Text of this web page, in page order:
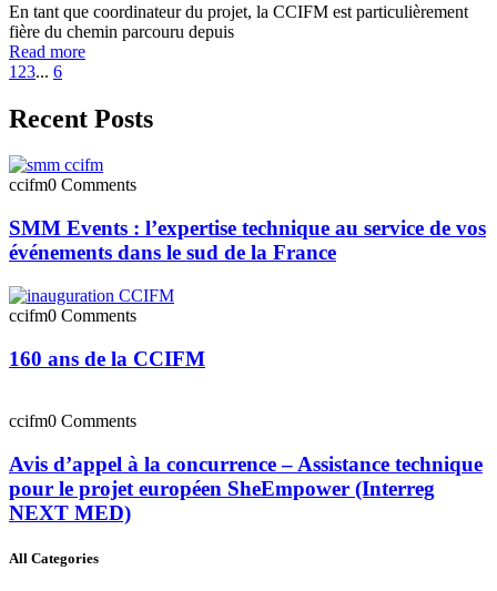
En tant que coordinateur du projet, la CCIFM est particulièrement
fière du chemin parcouru depuis
Read more
1 23... 6
Recent Posts
ccifm0 Comments
SMM Events : l’expertise technique au service de vos
événements dans le sud de la France
ccifm0 Comments
160 ans de la CCIFM
ccifm0 Comments
Avis d’appel à la concurrence – Assistance technique
pour le projet européen SheEmpower (Interreg
NEXT MED)
All Categories